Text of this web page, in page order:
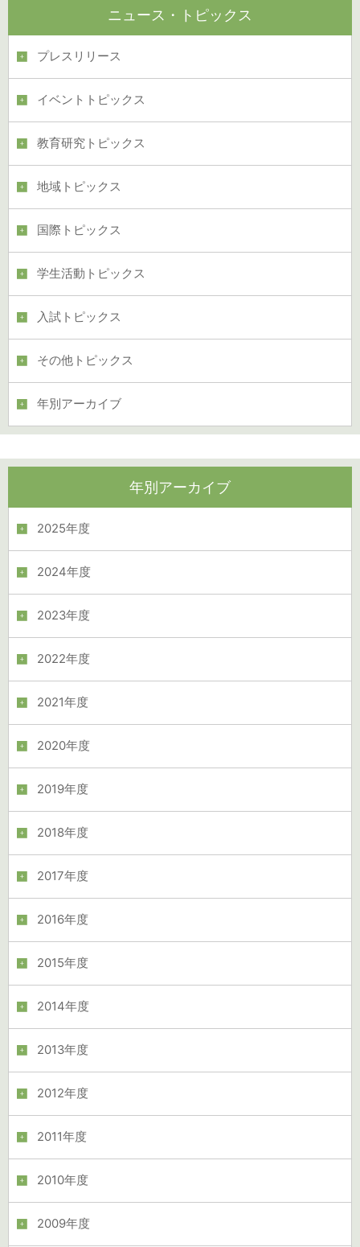
ニュース・トピックス
プレスリリース
イベントトピックス
教育研究トピックス
地域トピックス
国際トピックス
学生活動トピックス
入試トピックス
その他トピックス
年別アーカイブ
年別アーカイブ
2025年度
2024年度
2023年度
2022年度
2021年度
2020年度
2019年度
2018年度
2017年度
2016年度
2015年度
2014年度
2013年度
2012年度
2011年度
2010年度
2009年度